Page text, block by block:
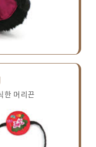
한 머리끈